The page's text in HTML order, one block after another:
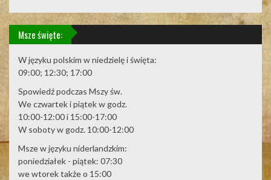
Msze święte:
W języku polskim w niedzielę i święta:
09:00; 12:30; 17:00
Spowiedź podczas Mszy św.
We czwartek i piątek w godz.
10:00-12:00 i 15:00-17:00
W soboty w godz. 10:00-12:00
Msze w języku niderlandzkim:
poniedziałek - piątek: 07:30
we wtorek także o 15:00